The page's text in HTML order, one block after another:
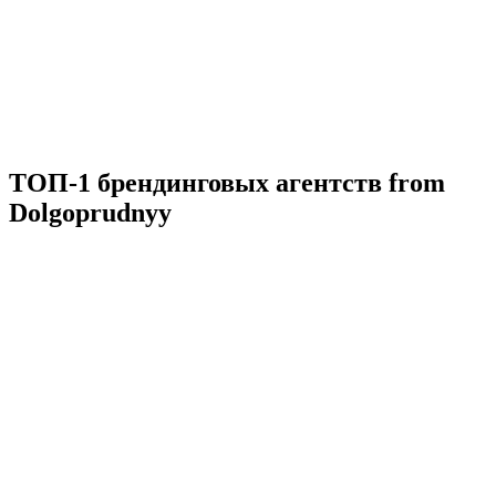
ТОП-1 брендинговых агентств from
Dolgoprudnyy